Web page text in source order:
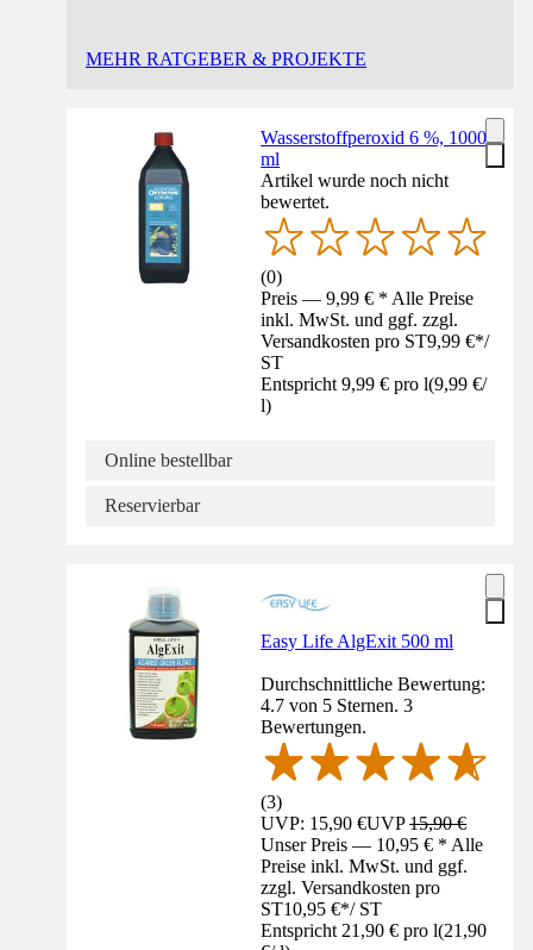
MEHR RATGEBER & PROJEKTE
Wasserstoffperoxid 6 %, 1000
ml
Artikel wurde noch nicht
bewertet.
(0)
Preis — 9,99 € * Alle Preise
inkl. MwSt. und ggf. zzgl.
Versandkosten pro ST9,99 €*/
ST
Entspricht 9,99 € pro l(9,99 €/
l)
Online bestellbar
Reservierbar
Easy Life AlgExit 500 ml
Durchschnittliche Bewertung:
4.7 von 5 Sternen. 3
Bewertungen.
(3)
UVP: 15,90 €UVP15,90 €
Unser Preis — 10,95 € * Alle
Preise inkl. MwSt. und ggf.
zzgl. Versandkosten pro
ST10,95 €*/ ST
Entspricht 21,90 € pro l(21,90